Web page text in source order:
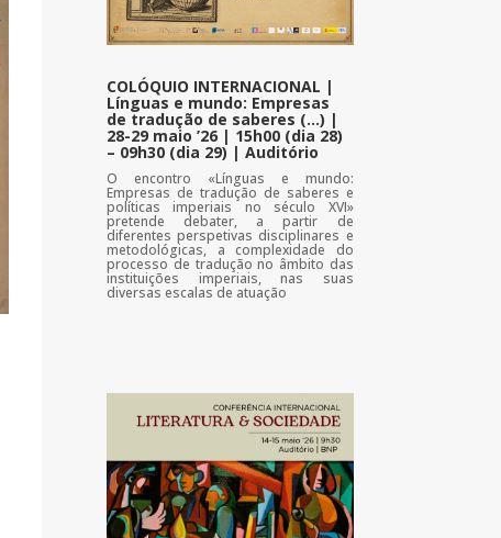
COLÓQUIO INTERNACIONAL |
Línguas e mundo: Empresas
de tradução de saberes (…) |
28-29 maio ’26 | 15h00 (dia 28)
– 09h30 (dia 29) | Auditório
O encontro «Línguas e mundo:
Empresas de tradução de saberes e
políticas imperiais no século XVI»
pretende debater, a partir de
diferentes perspetivas disciplinares e
metodológicas, a complexidade do
processo de tradução no âmbito das
instituições imperiais, nas suas
diversas escalas de atuação